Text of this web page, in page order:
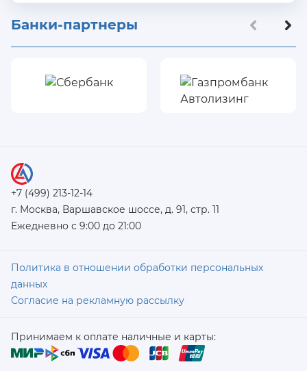
Банки-партнеры
+7 (499) 213-12-14
г. Москва, Варшавское шоссе, д. 91, стр. 11
Ежедневно с 9:00 до 21:00
Политика в отношении обработки персональных
данных
Согласие на рекламную рассылку
Принимаем к оплате наличные и карты: